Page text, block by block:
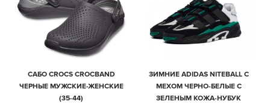
САБО CROCS CROCBAND
ЧЕРНЫЕ МУЖСКИЕ-ЖЕНСКИЕ
(35-44)
ЗИМНИЕ ADIDAS NITEBALL С
МЕХОМ ЧЕРНО-БЕЛЫЕ С
ЗЕЛЕНЫМ КОЖА-НУБУК